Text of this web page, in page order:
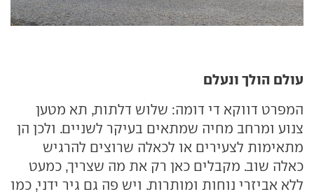
עולם הולך ונעלם
המפרט דווקא די דומה: שלוש דלתות, תא מטען
צנוע ומרחב מחיה שמתאים בעיקר לשניים. ולכן הן
מתאימות לצעירים או לכאלה שרוצים להרגיש
כאלה שוב. מקבלים כאן רק את מה שצריך, כמעט
ללא אביזרי נוחות ומותרות. ויש פה גם גיר ידני, כמו